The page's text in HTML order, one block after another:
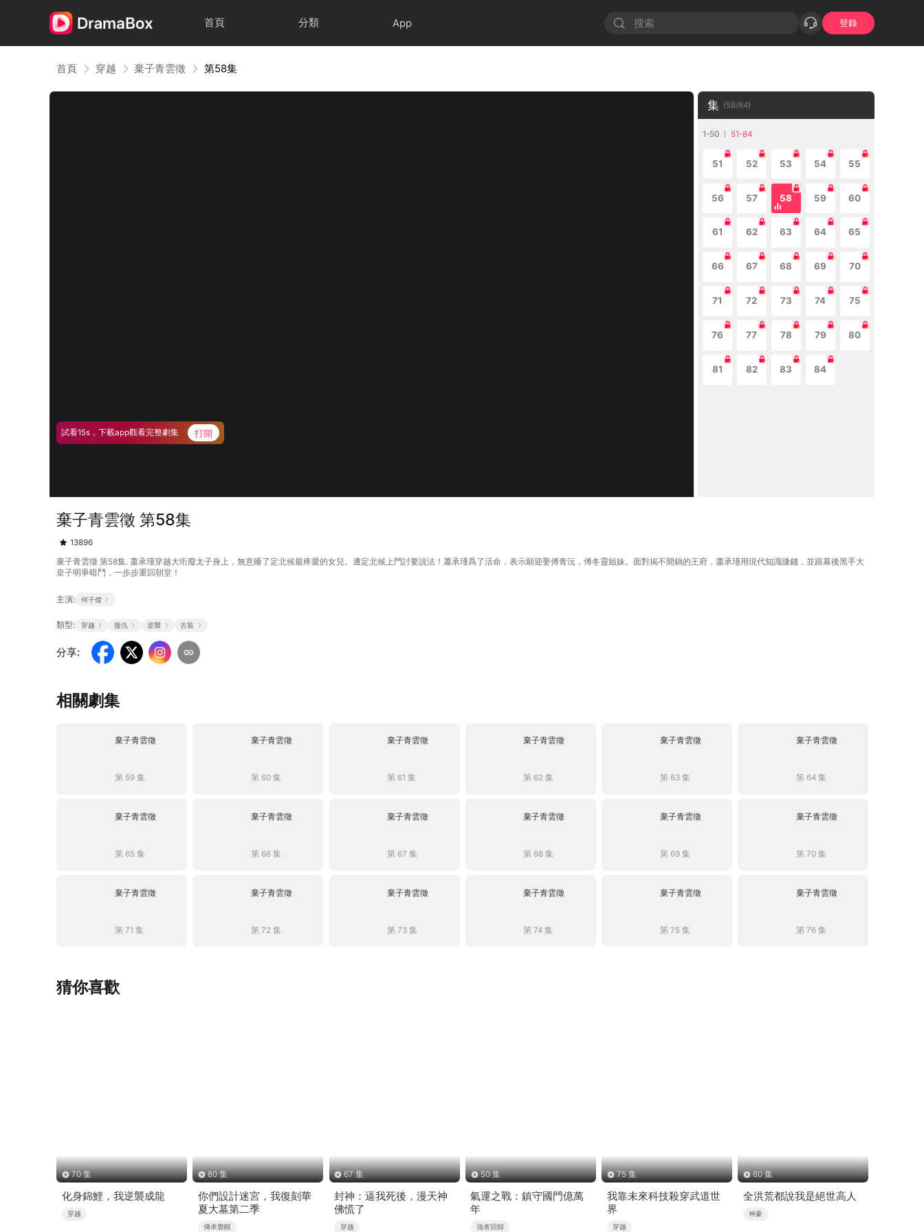
首頁 分類 App 登錄
首頁 穿越 棄子青雲徵 第58集
試看15s，下載app觀看完整劇集 打開
集 (58/84)
1-50 51-84
51 52 53 54 55
56 57 58 59 60
61 62 63 64 65
66 67 68 69 70
71 72 73 74 75
76 77 78 79 80
81 82 83 84
棄子青雲徵 第58集
13896
棄子青雲徵 第58集. 蕭承瑾穿越大珩廢太子身上，無意睡了定北候最疼愛的女兒。遭定北候上門討要說法！蕭承瑾爲了活命，表示願迎娶傅青沅，傅冬靈姐妹。面對揭不開鍋的王府，蕭承瑾用現代知識賺錢，並跟幕後黑手大
皇子明爭暗鬥，一步步重回朝堂！
主演: 何子傑
類型: 穿越 復仇 逆襲 古裝
分享:
相關劇集
棄子青雲徵
第 59 集
棄子青雲徵
第 60 集
棄子青雲徵
第 61 集
棄子青雲徵
第 62 集
棄子青雲徵
第 63 集
棄子青雲徵
第 64 集
棄子青雲徵
第 65 集
棄子青雲徵
第 66 集
棄子青雲徵
第 67 集
棄子青雲徵
第 68 集
棄子青雲徵
第 69 集
棄子青雲徵
第 70 集
棄子青雲徵
第 71 集
棄子青雲徵
第 72 集
棄子青雲徵
第 73 集
棄子青雲徵
第 74 集
棄子青雲徵
第 75 集
棄子青雲徵
第 76 集
猜你喜歡
70 集
化身錦鯉，我逆襲成龍
穿越
80 集
你們設計迷宮，我復刻華
夏大墓第二季
傳承覺醒
67 集
封神：逼我死後，漫天神
佛慌了
穿越
50 集
氣運之戰：鎮守國門億萬
年
強者回歸
75 集
我靠未來科技殺穿武道世
界
穿越
60 集
全洪荒都說我是絕世高人
神豪